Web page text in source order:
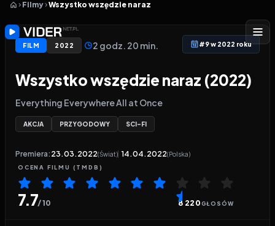
Filmy Wszystko wszędzie naraz
FILM 2022 2 godz. 20 min. #9 w 2022 roku
Wszystko wszędzie naraz (2022)
Everything Everywhere All at Once
AKCJA PRZYGODOWY SCI-FI
Premiera: 23.03.2022(Świat) 14.04.2022(Polska)
OCENA FILMU (TMDB)
7.7/ 10 8 220GŁOSÓW